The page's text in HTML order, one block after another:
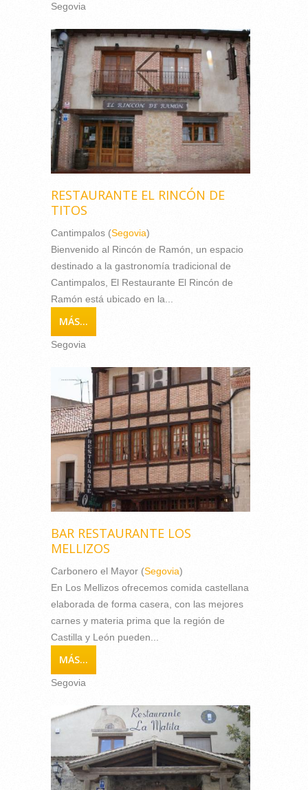
Segovia
RESTAURANTE EL RINCÓN DE
TITOS
Cantimpalos (Segovia)
Bienvenido al Rincón de Ramón, un espacio
destinado a la gastronomía tradicional de
Cantimpalos, El Restaurante El Rincón de
Ramón está ubicado en la...
MÁS...
Segovia
BAR RESTAURANTE LOS
MELLIZOS
Carbonero el Mayor (Segovia)
En Los Mellizos ofrecemos comida castellana
elaborada de forma casera, con las mejores
carnes y materia prima que la región de
Castilla y León pueden...
MÁS...
Segovia